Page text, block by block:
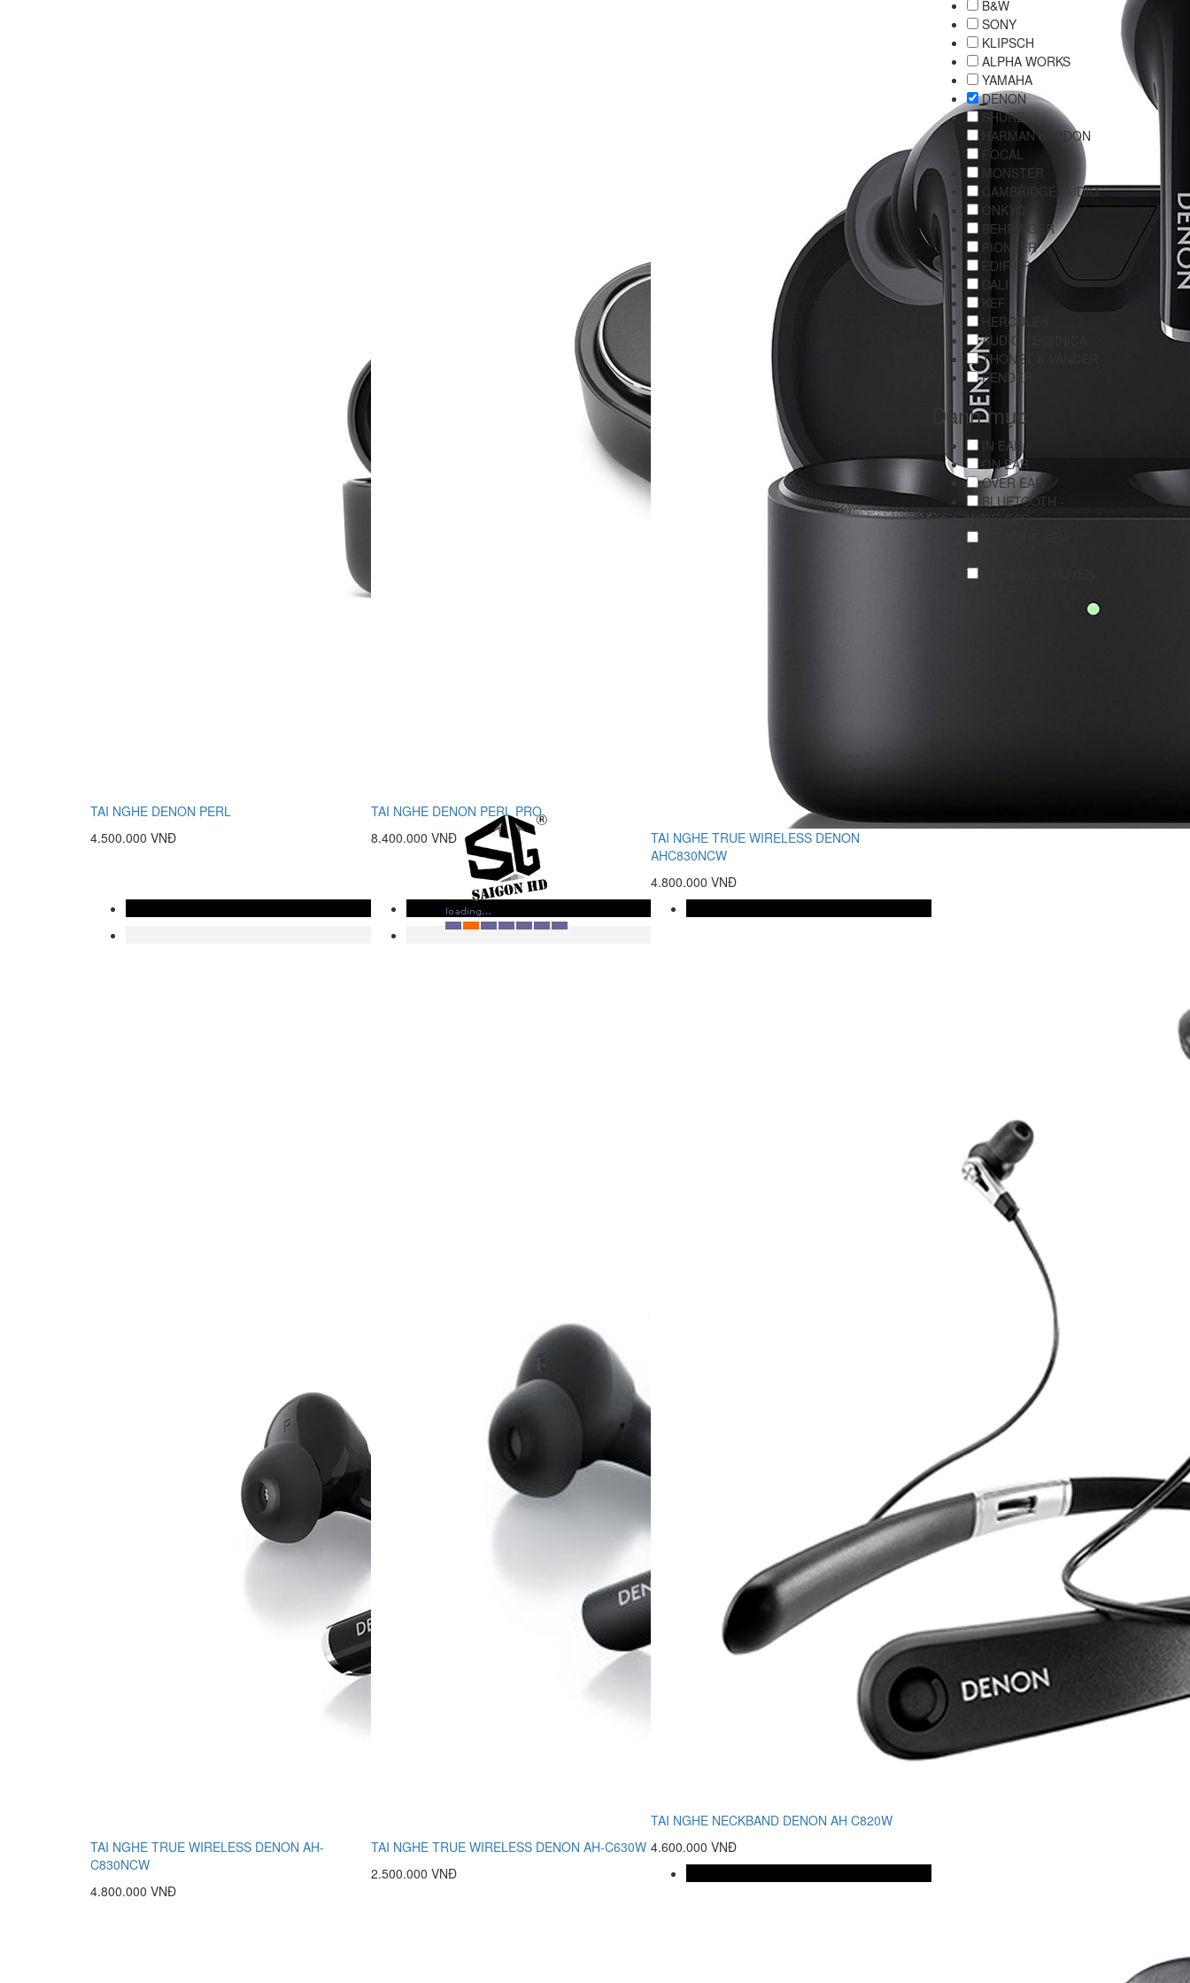
TAI NGHE DENON PERL
4.500.000 VNĐ
TAI NGHE DENON PERL PRO
8.400.000 VNĐ
TAI NGHE TRUE WIRELESS DENON
AHC830NCW
4.800.000 VNĐ
TAI NGHE TRUE WIRELESS DENON AH-
C830NCW
4.800.000 VNĐ
TAI NGHE TRUE WIRELESS DENON AH-C630W
2.500.000 VNĐ
TAI NGHE NECKBAND DENON AH C820W
4.600.000 VNĐ
B&W
SONY
KLIPSCH
ALPHA WORKS
YAMAHA
DENON
SHURE
HARMAN KARDON
FOCAL
MONSTER
CAMBRIDGE AUDIO
ONKYO
BEHRINGER
PIONEER
EDIFIER
DALI
KEF
HERCULES
AUDIO TECHNICA
THONET & VANDER
FENDER
Danh mục
IN EAR
ON EAR
OVER EAR
BLUETOOTH -
WIRELESS